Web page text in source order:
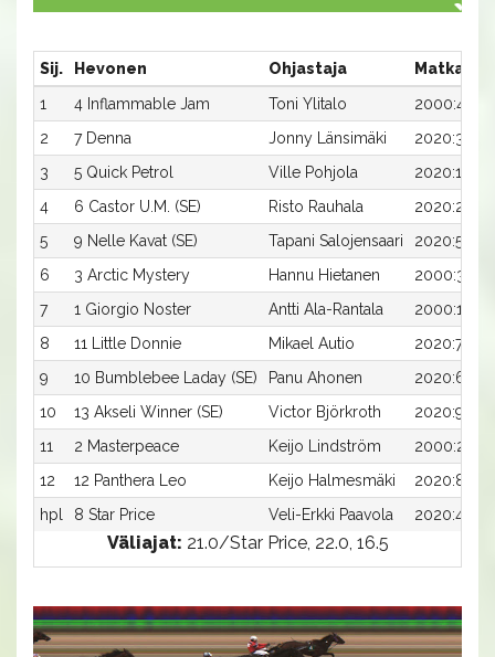
Sij. Hevonen Ohjastaja
1
4 Inflammable Jam Toni Ylitalo
2000:4
2
7 Denna Jonny Länsimäki
2020:3
3
5 Quick Petrol Ville Pohjola
2020:1
4
6 Castor U.M. (SE) Risto Rauhala
2020:2
5
9 Nelle Kavat (SE) Tapani Salojensaari
2020:5
6
3 Arctic Mystery Hannu Hietanen
2000:3
7
1 Giorgio Noster Antti Ala-Rantala
2000:1
8
11 Little Donnie Mikael Autio
2020:7
9
10 Bumblebee Laday (SE) Panu Ahonen
2020:6
10
13 Akseli Winner (SE) Victor Björkroth
2020:9
11
2 Masterpeace Keijo Lindström
2000:2
12
12 Panthera Leo Keijo Halmesmäki
2020:8
hpl
8 Star Price Veli-Erkki Paavola 2020:4
Väliajat: 21.0/Star Price, 22.0, 16.5